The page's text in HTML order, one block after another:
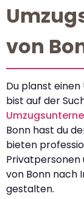
von
Du planst
bist auf der
Bonn hast du
bieten
Privatpersonen
von Bonn nach
gestalten.